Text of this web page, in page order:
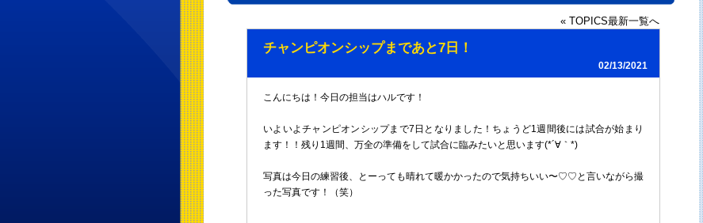
« TOPICS最新一覧へ
チャンピオンシップまであと7日！
02/13/2021
こんにちは！今日の担当はハルです！
いよいよチャンピオンシップまで7日となりました！ちょうど1週間後には試合が始まり
ます！！残り1週間、万全の準備をして試合に臨みたいと思います(*´∀｀*)
写真は今日の練習後、とーっても晴れて暖かかったので気持ちいい〜♡♡と言いながら撮
った写真です！（笑）